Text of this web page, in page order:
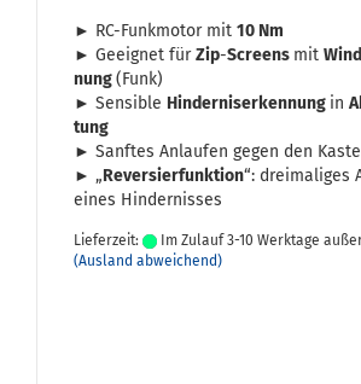
► RC-​Funkmotor mit 10 Nm
► Ge­eig­net fürZip-Screens mit
nung(Funk)
► Sen­si­ble Hin­der­nis­er­ken­nung in
tung
► Sanf­tes An­lau­fen gegen den
► „Re­ver­sier­funk­ti­on“: drei­ma­li­ges
eines Hin­der­nis­ses
Lieferzeit:
Im Zulauf 3-10 Werktage
(Ausland abweichend)